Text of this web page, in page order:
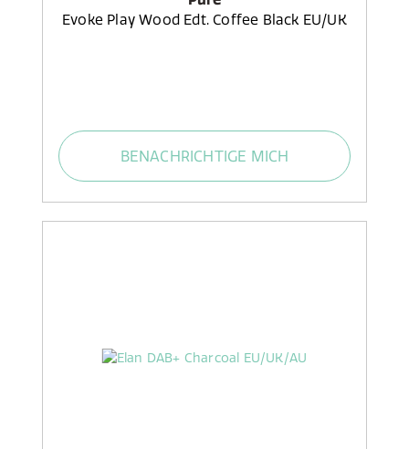
Evoke Play Wood Edt. Coffee Black EU/UK
BENACHRICHTIGE MICH